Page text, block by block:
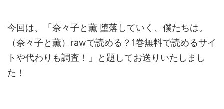
今回は、「奈々子と薫 堕落していく、僕たちは。
（奈々子と薫）rawで読める？1巻無料で読めるサイ
トや代わりも調査！」と題してお送りいたしまし
た！